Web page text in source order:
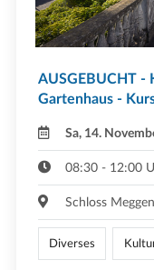
AUSGEBUCHT -
Gartenhaus -
Sa, 14.
08:30 - 12:00
Schloss
Diverses